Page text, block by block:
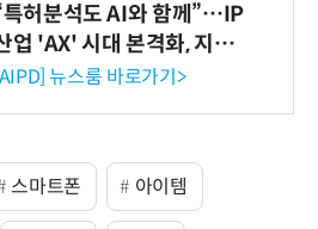
특허분석도 AI와 함께”…IP
업 'AX' 시대 본격화, 지식
산처 1호 AI IP데이터분석
뉴스룸 바로가기>
스마트폰 아이템